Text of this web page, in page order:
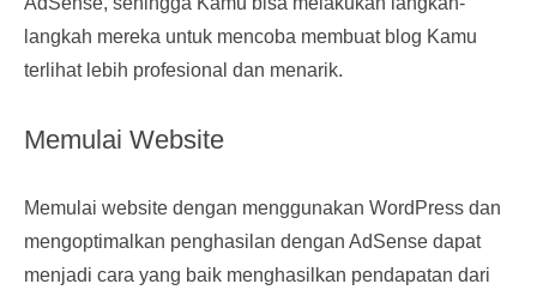
langkah mereka untuk mencoba membuat blog Kamu
terlihat lebih profesional dan menarik.
Memulai Website
Memulai website dengan menggunakan WordPress dan
mengoptimalkan penghasilan dengan AdSense dapat
menjadi cara yang baik menghasilkan pendapatan dari